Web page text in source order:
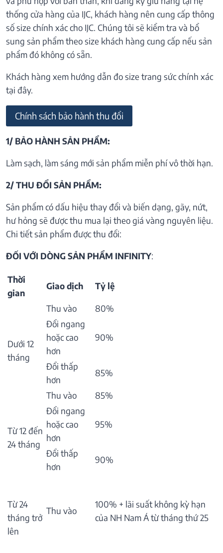
thống cửa hàng của IJC, khách hàng nên cung cấp thông
số size chính xác cho IJC. Chúng tôi sẽ kiểm tra và bổ
sung sản phẩm theo size khách hàng cung cấp nếu sản
phẩm đó không có sẵn.
Khách hàng xem hướng dẫn đo size trang sức chính xác
tại đây.
Chính sách bảo hành thu đổi
1/ BẢO HÀNH SẢN PHẨM:
Làm sạch, làm sáng mới sản phẩm miễn phí vô thời hạn.
2/ THU ĐỔI SẢN PHẨM:
Sản phẩm có dấu hiệu thay đổi và biến dạng, gãy, nứt,
hư hỏng sẽ được thu mua lại theo giá vàng nguyên liệu.
Chi tiết sản phẩm được thu đổi:
ĐỐI VỚI DÒNG SẢN PHẨM INFINITY:
Thời
gian
Giao dịch Tỷ lệ
Dưới 12
tháng
Thu vào
80%
Đổi ngang
hoặc cao
hơn
90%
Đổi thấp
hơn
85%
Từ 12 đến
24 tháng
Thu vào
85%
Đổi ngang
hoặc cao
hơn
95%
Đổi thấp
hơn
90%
Từ 24
tháng trở
lên
Thu vào
100% + lãi suất không kỳ hạn
của NH Nam Á từ tháng thứ 25